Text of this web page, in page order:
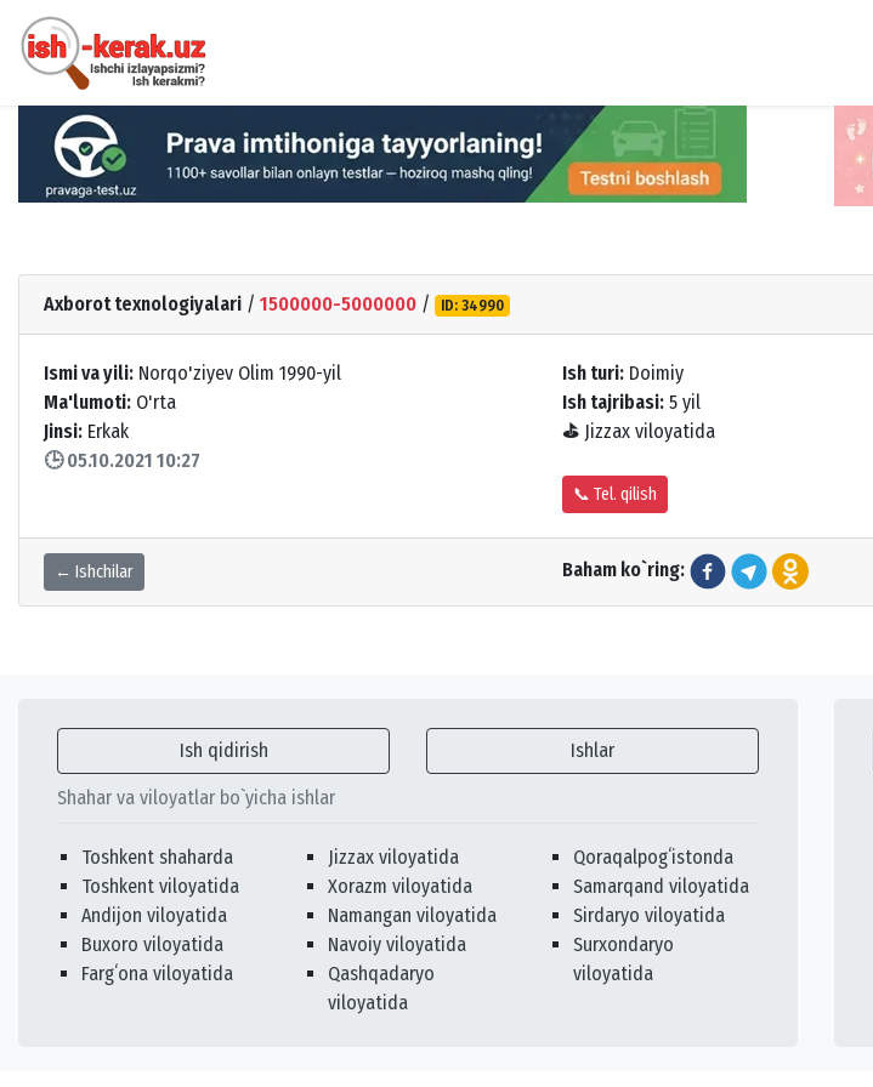
Axborot texnologiyalari / 1500000-5000000 / ID: 34990
Ismi va yili: Norqo'ziyev Olim 1990-yil
Ma'lumoti: O'rta
Jinsi: Erkak
🕒 05.10.2021 10:27
Ish turi: Doimiy
Ish tajribasi: 5 yil
⛳ Jizzax viloyatida
📞 Tel. qilish
← Ishchilar Baham ko`ring:
Ish qidirish Ishlar
Shahar va viloyatlar bo`yicha ishlar
Toshkent shaharda
Toshkent viloyatida
Andijon viloyatida
Buxoro viloyatida
Fargʻona viloyatida
Jizzax viloyatida
Xorazm viloyatida
Namangan viloyatida
Navoiy viloyatida
Qashqadaryo
viloyatida
Qoraqalpogʻistonda
Samarqand viloyatida
Sirdaryo viloyatida
Surxondaryo
viloyatida